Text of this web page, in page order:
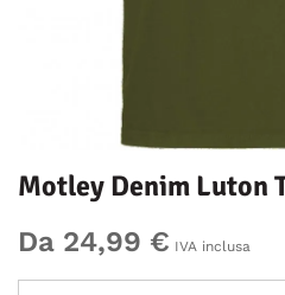
Motley Denim Luton
Da 24,99 € IVA inclusa